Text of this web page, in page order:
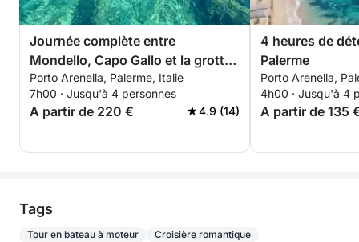
Réservez dès maintenant et vivez une journée
inoubliable sur l'eau à bord de notre Altamarea
Wave 20, équipé de tout le nécessaire pour une
croisière réussie ! 🌊
Journée complète entre
Mondello, Capo Gallo et la grotte
à pétrole
Porto Arenella, Palerme, Italie
7h00 · Jusqu'à 4 personnes
A partir de 220 € 4.9 (14)
4 heures de
Palerme
Porto Arenella,
4h00 · Jusqu'à 4
A partir de 135
Tags
Tour en bateau à moteur
Croisière romantique